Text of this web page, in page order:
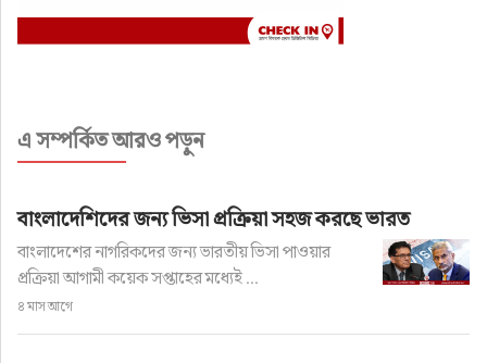
এ সম্পর্কিত আরও পড়ুন
বাংলাদেশিদের জন্য ভিসা প্রক্রিয়া সহজ করছে ভারত
বাংলাদেশের নাগরিকদের জন্য ভারতীয় ভিসা পাওয়ার
প্রক্রিয়া আগামী কয়েক সপ্তাহের মধ্যেই ...
৪ মাস আগে